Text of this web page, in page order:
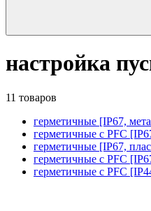
настройка
11 товаров
герметичные [IP67,
герметичные с PFC
герметичные [IP67,
герметичные с PFC
герметичные с PFC